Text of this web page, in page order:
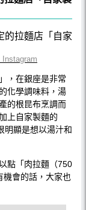
，在銀座是非常
化學調味料，湯
的根昆布烹調而
上自家製麵的
明顯是想以湯汁和
點「肉拉麵（750
機會的話，大家也